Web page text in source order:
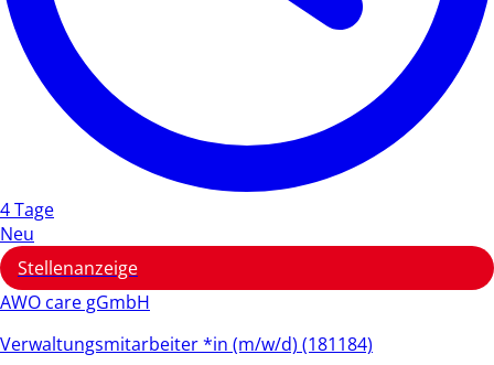
4 Tage
Neu
Stellenanzeige
AWO care gGmbH
Verwaltungsmitarbeiter *in (m/w/d) (181184)